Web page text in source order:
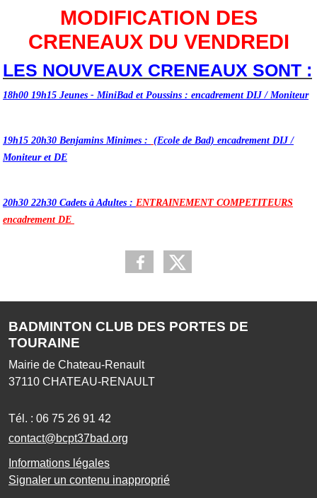
MODIFICATION DES
CRENEAUX DU VENDREDI
LES NOUVEAUX CRENEAUX SONT :
18h00 19h15 Jeunes - MiniBad et Poussins : encadrement DIJ / Moniteur
19h15 20h30 Benjamins Minimes : (Ecole de Bad) encadrement DIJ /
Moniteur et DE
20h30 22h30 Cadets à Adultes : ENTRAINEMENT COMPETITEURS
encadrement DE
BADMINTON CLUB DES PORTES DE
TOURAINE
Mairie de Chateau-Renault
37110 CHATEAU-RENAULT
Tél. : 06 75 26 91 42
contact@bcpt37bad.org
Informations légales
Signaler un contenu inapproprié